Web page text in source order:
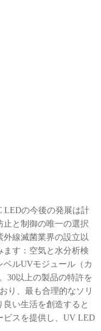
の今後の発展は計
止と制御の唯一の選択
外線滅菌業界の設立以
す：空気と水分析検
ルUVモジュール（カ
30以上の製品の特許を
り、最も合理的なソリ
い生活を創造すると
ビスを提供し、UV LED